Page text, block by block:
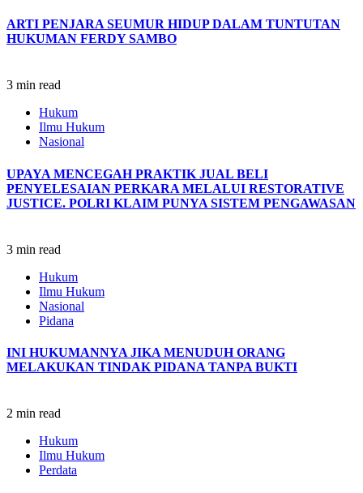
ARTI PENJARA SEUMUR HIDUP DALAM TUNTUTAN
HUKUMAN FERDY SAMBO
3 min read
Hukum
Ilmu Hukum
Nasional
UPAYA MENCEGAH PRAKTIK JUAL BELI
PENYELESAIAN PERKARA MELALUI RESTORATIVE
JUSTICE. POLRI KLAIM PUNYA SISTEM PENGAWASAN
3 min read
Hukum
Ilmu Hukum
Nasional
Pidana
INI HUKUMANNYA JIKA MENUDUH ORANG
MELAKUKAN TINDAK PIDANA TANPA BUKTI
2 min read
Hukum
Ilmu Hukum
Perdata